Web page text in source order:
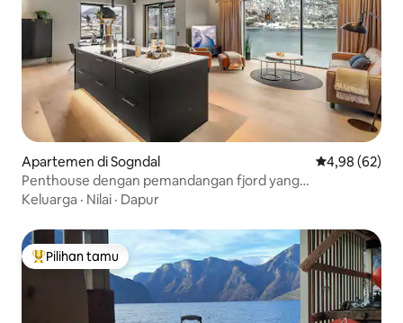
Apartemen di Sogndal Nilai rata-rata
4,98 (62)
Penthouse dengan pemandangan fjord yang
menakjubkan
Keluarga · Nilai · Dapur
Pilihan tamu terpopuler
Pilihan tamu